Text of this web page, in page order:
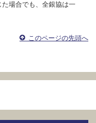
場合でも、全銀協は一
このページの先頭へ